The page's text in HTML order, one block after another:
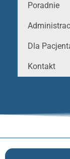
Poradnie
Dla
Kontakt